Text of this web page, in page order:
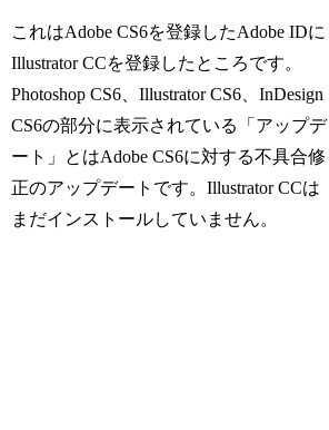
これはAdobe CS6を登録したAdobe IDに
Illustrator CCを登録したところです。
Photoshop CS6、Illustrator CS6、InDesign
CS6の部分に表示されている「アップデ
ート」とはAdobe CS6に対する不具合修
正のアップデートです。Illustrator CCは
まだインストールしていません。